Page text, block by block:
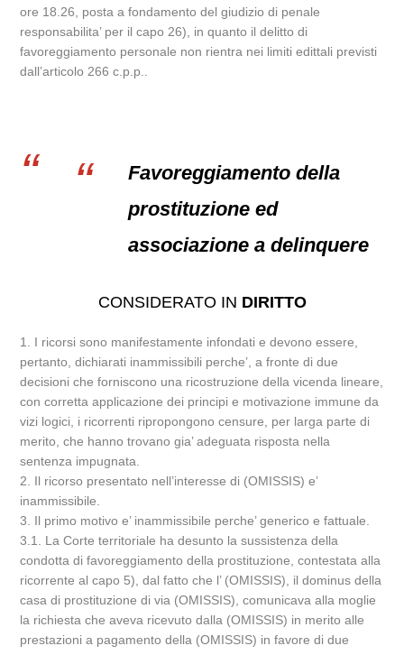
ore 18.26, posta a fondamento del giudizio di penale
responsabilita’ per il capo 26), in quanto il delitto di
favoreggiamento personale non rientra nei limiti edittali previsti
dall’articolo 266 c.p.p..
Favoreggiamento della
prostituzione ed
associazione a delinquere
CONSIDERATO IN DIRITTO
1. I ricorsi sono manifestamente infondati e devono essere,
pertanto, dichiarati inammissibili perche’, a fronte di due
decisioni che forniscono una ricostruzione della vicenda lineare,
con corretta applicazione dei principi e motivazione immune da
vizi logici, i ricorrenti ripropongono censure, per larga parte di
merito, che hanno trovano gia’ adeguata risposta nella
sentenza impugnata.
2. Il ricorso presentato nell’interesse di (OMISSIS) e’
inammissibile.
3. Il primo motivo e’ inammissibile perche’ generico e fattuale.
3.1. La Corte territoriale ha desunto la sussistenza della
condotta di favoreggiamento della prostituzione, contestata alla
ricorrente al capo 5), dal fatto che l’ (OMISSIS), il dominus della
casa di prostituzione di via (OMISSIS), comunicava alla moglie
la richiesta che aveva ricevuto dalla (OMISSIS) in merito alle
prestazioni a pagamento della (OMISSIS) in favore di due